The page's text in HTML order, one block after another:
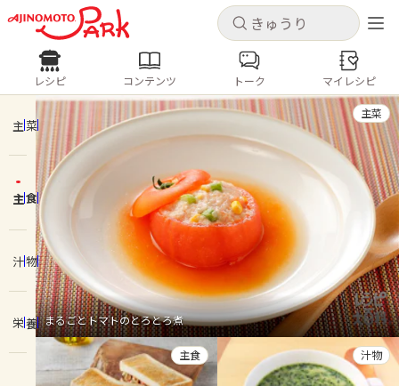
キャンセル
ログインするとレシピを保存できます
ログイン 新規登録
ホーム
コンテンツ
レシピ
トーク
キャンセル
レシピ コンテンツ
人気の食材・レシピ
きゅうり なす トマト
とうもろこし
ピーマン
みょうが ゴーヤ
レシピ コンテンツ トーク マイレシピ
主菜
主食
汁物
栄養 まるごとトマトのとろとろ煮
主菜
主食 汁物